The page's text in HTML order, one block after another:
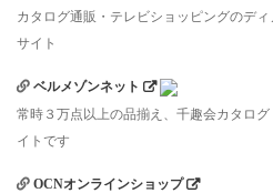
カタログ通販・テレビショッピングのデ
サイト
ベルメゾンネット
常時３万点以上の品揃え、千趣会カタロ
イトです
OCNオンラインショップ